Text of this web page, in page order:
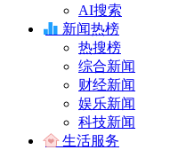
AI搜索
新闻热榜
热搜榜
综合新闻
财经新闻
娱乐新闻
科技新闻
生活服务